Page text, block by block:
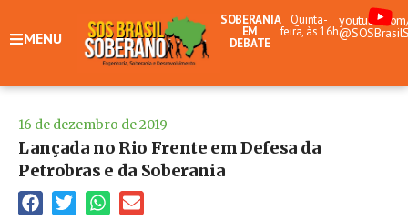
MENU
SOBERANIA
EM
DEBATE
Quinta-
feira, às 16h
16 de dezembro de 2019
Lançada no Rio Frente em Defesa da
Petrobras e da Soberania